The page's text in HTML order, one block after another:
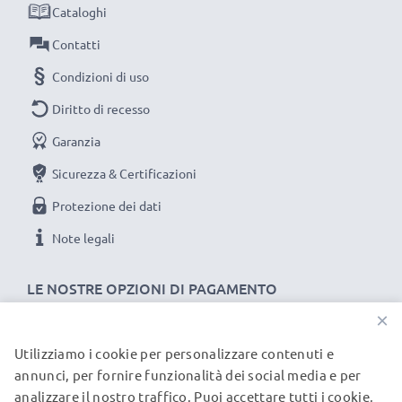
★lunga durata
★ questa batteria nuova dura e durerà nel tempo:
goditi l’autonomia
★ test approfonditi delle celle ne garantiscono
efficienza e una lunga durata di vita utile
Goditi la riproduzione di musica, podcast, serie tv,
video, film o altri programmi scaricati sul tuo player.
batteria subtel
SPECIFICHE TECNICHE DEL PACCO BATTERIA
Marca:subtel
Capacità: 650mAh
LE NOSTRE OPZIONI DI PAGAMENTO
Cataloghi
Contatti
Condizioni di uso
Diritto di recesso
Garanzia
Sicurezza & Certificazioni
Protezione dei dati
Note legali
I NOSTRI PARTNER DI SPEDIZIONE
×
Utilizziamo i cookie per personalizzare contenuti e
annunci, per fornire funzionalità dei social media e per
analizzare il nostro traffico. Puoi accettare tutti i cookie,